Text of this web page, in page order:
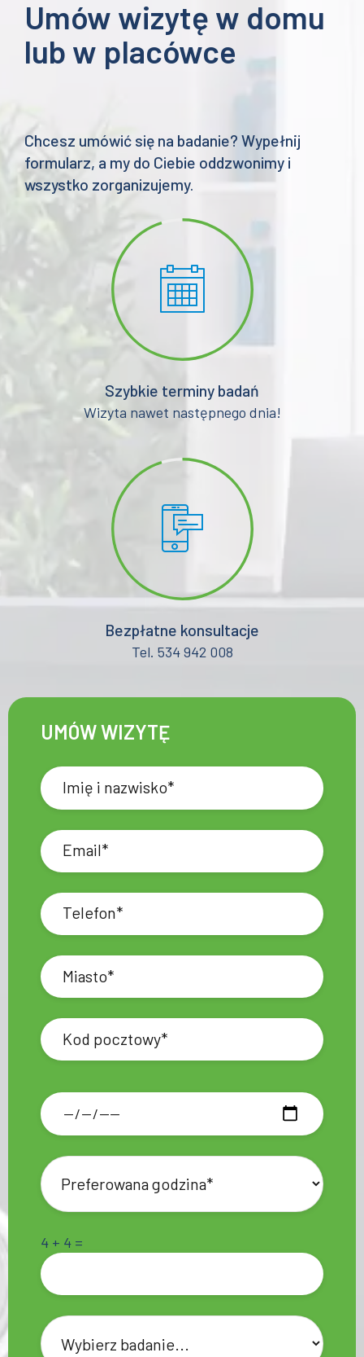
Umów wizytę w domu
lub w placówce
Chcesz umówić się na badanie? Wypełnij
formularz, a my do Ciebie oddzwonimy i
wszystko zorganizujemy.
Szybkie terminy badań
Wizyta nawet następnego dnia!
Bezpłatne konsultacje
Tel. 534 942 008
UMÓW WIZYTĘ
4 + 4 =